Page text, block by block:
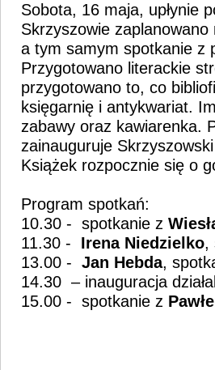
Sobota, 16 maja, upłynie
Skrzyszowie
a tym samym spotkanie z
Przygotowano literackie
przygotowano to, co
księgarnię i antykwariat.
zabawy oraz kawiarenka.
zainauguruje
Książek rozpocznie się o
Program spotkań:
10.30 - spotkanie z
11.30 - Irena Niedzielko,
13.00 - Jan Hebda,
14.30 – inauguracja
15.00 - spotkanie z